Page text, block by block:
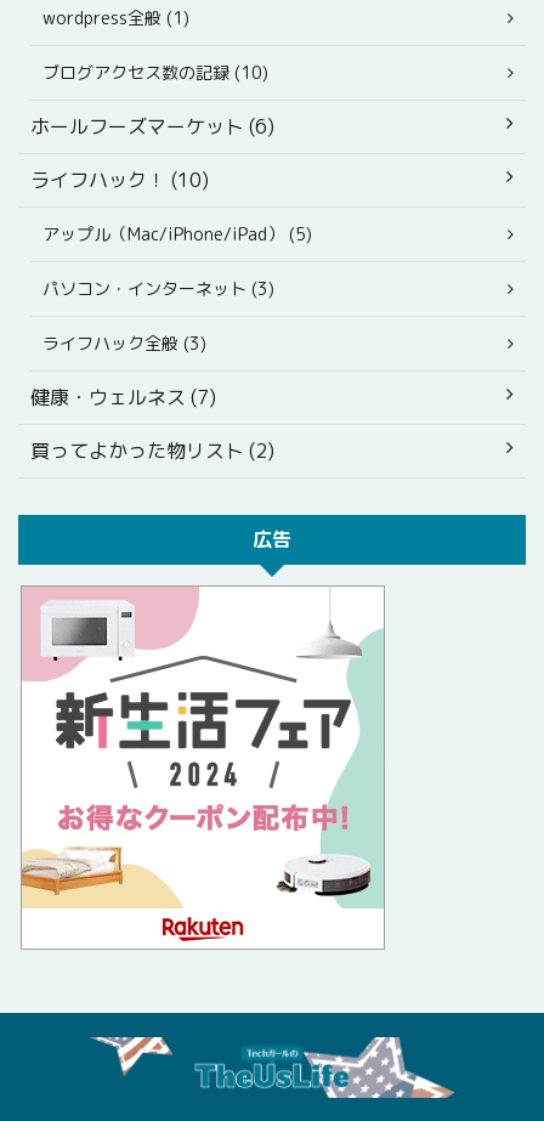
wordpress全般 (1)
ブログアクセス数の記録 (10)
ホールフーズマーケット (6)
ライフハック！ (10)
アップル（Mac/iPhone/iPad） (5)
パソコン・インターネット (3)
ライフハック全般 (3)
健康・ウェルネス (7)
買ってよかった物リスト (2)
広告